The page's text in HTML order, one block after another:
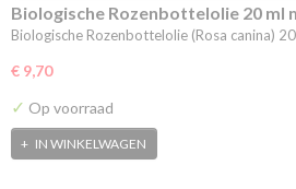
Biologische Rozenbottelolie 20 ml
Biologische Rozenbottelolie (Rosa canina)
€ 9,70
✓ Op voorraad
IN WINKELWAGEN